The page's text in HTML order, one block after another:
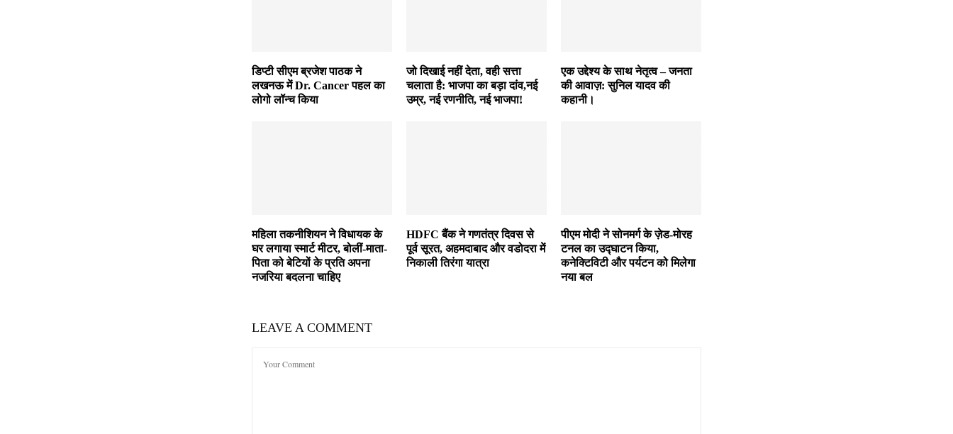
डिप्टी सीएम ब्रजेश पाठक ने
लखनऊ में Dr. Cancer पहल का
लोगो लॉन्च किया
जो दिखाई नहीं देता, वही सत्ता
चलाता है: भाजपा का बड़ा दांव,नई
उम्र, नई रणनीति, नई भाजपा!
एक उद्देश्य के साथ नेतृत्व – जनता
की आवाज़: सुनिल यादव की
कहानी।
महिला तकनीशियन ने विधायक के
घर लगाया स्मार्ट मीटर, बोलीं-माता-
पिता को बेटियों के प्रति अपना
नजरिया बदलना चाहिए
HDFC बैंक ने गणतंत्र दिवस से
पूर्व सूरत, अहमदाबाद और वडोदरा में
निकाली तिरंगा यात्रा
पीएम मोदी ने सोनमर्ग के ज़ेड-मोरह
टनल का उद्घाटन किया,
कनेक्टिविटी और पर्यटन को मिलेगा
नया बल
LEAVE A COMMENT